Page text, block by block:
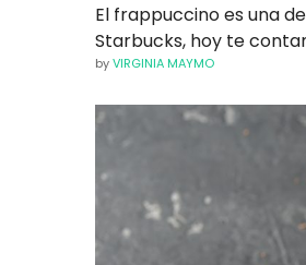
El frappuccino es una
Starbucks, hoy te
byVIRGINIA MAYMO